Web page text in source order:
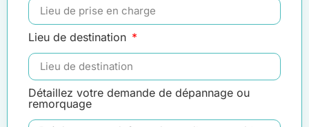
Lieu de destination
Détaillez votre demande de dépannage ou
remorquage